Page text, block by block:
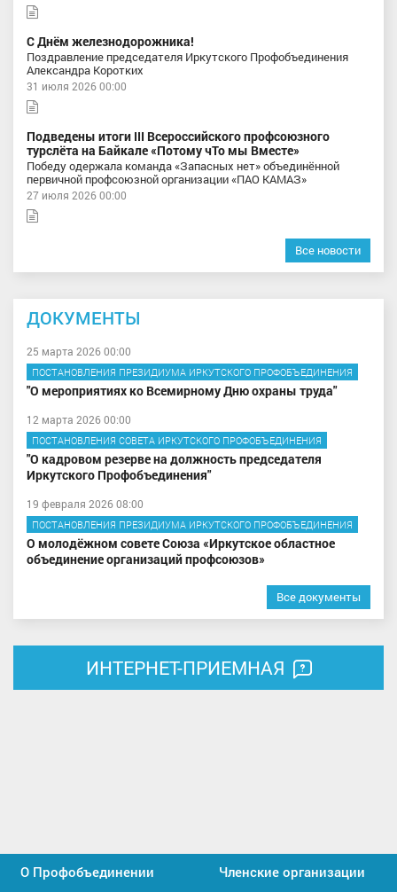
С Днём железнодорожника!
Поздравление председателя Иркутского Профобъединения
Александра Коротких
31 июля 2026 00:00
Подведены итоги III Всероссийского профсоюзного
турслёта на Байкале «Потому чТо мы Вместе»
Победу одержала команда «Запасных нет» объединённой
первичной профсоюзной организации «ПАО КАМАЗ»
27 июля 2026 00:00
Все новости
ДОКУМЕНТЫ
25 марта 2026 00:00
ПОСТАНОВЛЕНИЯ ПРЕЗИДИУМА ИРКУТСКОГО ПРОФОБЪЕДИНЕНИЯ
"О мероприятиях ко Всемирному Дню охраны труда"
12 марта 2026 00:00
ПОСТАНОВЛЕНИЯ СОВЕТА ИРКУТСКОГО ПРОФОБЪЕДИНЕНИЯ
"О кадровом резерве на должность председателя
Иркутского Профобъединения"
19 февраля 2026 08:00
ПОСТАНОВЛЕНИЯ ПРЕЗИДИУМА ИРКУТСКОГО ПРОФОБЪЕДИНЕНИЯ
О молодёжном совете Союза «Иркутское областное
объединение организаций профсоюзов»
Все документы
ИНТЕРНЕТ-ПРИЕМНАЯ
О Профобъединении
Членские организации